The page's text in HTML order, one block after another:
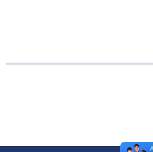
Ministério de Minas e Energia